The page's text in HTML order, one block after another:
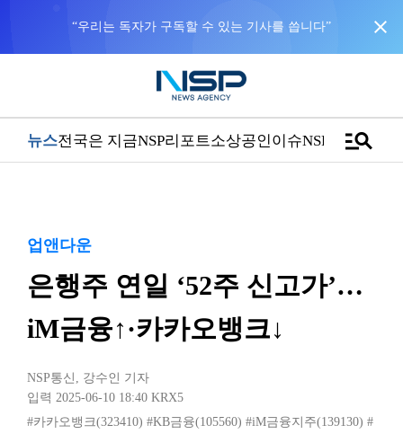
“우리는 독자가 구독할 수 있는 기사를 씁니다” close
뉴스전국은 지금NSP리포트소상공인이슈NSPTVmanage_search
업앤다운
은행주 연일 ‘52주 신고가’…
iM금융↑·카카오뱅크↓
NSP통신 , 강수인 기자
입력 2025-06-10 18:40 KRX5
#카카오뱅크(323410) #KB금융(105560) #iM금융지주(139130) #